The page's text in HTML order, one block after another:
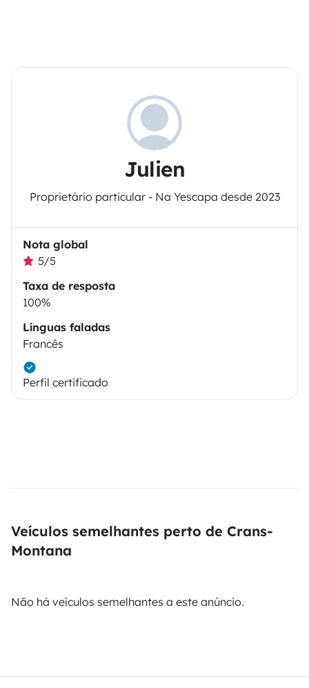
Julien
Proprietário particular - Na Yescapa desde 2023
Nota global
5/5
Taxa de resposta
100%
Línguas faladas
Francês
Perfil certificado
Veículos semelhantes perto de Crans-
Montana
Não há veículos semelhantes a este anúncio.